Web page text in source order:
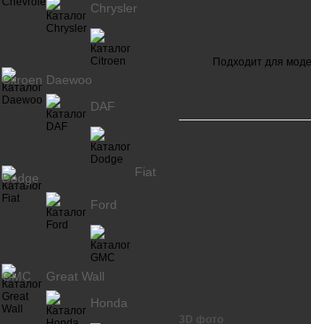
Подходит для
3D фото
Chrysler
Citroen Daewoo
DAF
Dodge Fiat
Ford
GMC
Great Wall
Honda